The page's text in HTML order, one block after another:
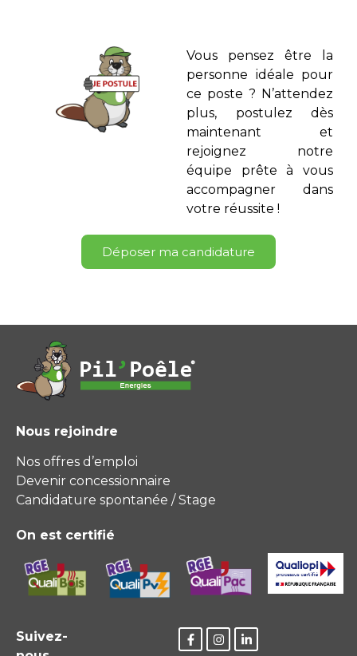
Vous pensez être la
personne idéale pour
ce poste ? N’attendez
plus, postulez dès
maintenant et
rejoignez notre
équipe prête à vous
accompagner dans
votre réussite !
Déposer ma candidature
Nous rejoindre
Nos offres d’emploi
Devenir concessionnaire
Candidature spontanée / Stage
On est certifié
Suivez-